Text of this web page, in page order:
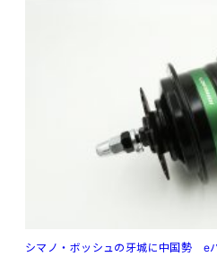
シマノ・ボッシュの牙城に中国勢 e